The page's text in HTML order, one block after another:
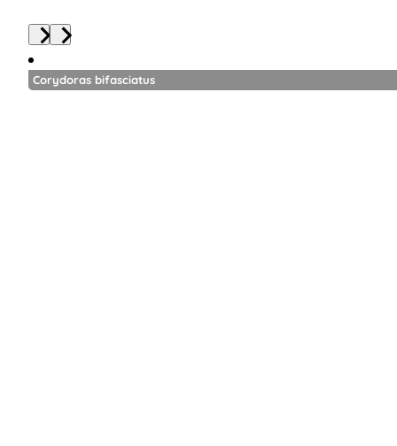
Corydoras bifasciatus